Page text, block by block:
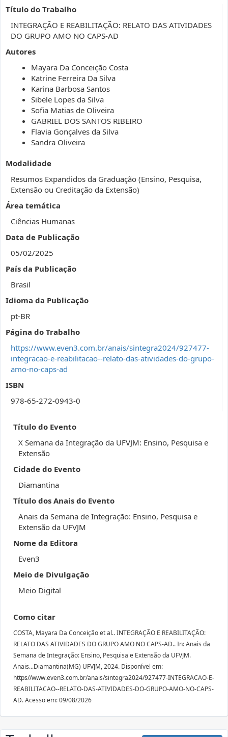
Título do Trabalho
INTEGRAÇÃO E REABILITAÇÃO: RELATO DAS ATIVIDADES
DO GRUPO AMO NO CAPS-AD
Autores
Mayara Da Conceição Costa
Katrine Ferreira Da Silva
Karina Barbosa Santos
Sibele Lopes da Silva
Sofia Matias de Oliveira
GABRIEL DOS SANTOS RIBEIRO
Flavia Gonçalves da Silva
Sandra Oliveira
Modalidade
Resumos Expandidos da Graduação (Ensino, Pesquisa,
Extensão ou Creditação da Extensão)
Área temática
Ciências Humanas
Data de Publicação
05/02/2025
País da Publicação
Brasil
Idioma da Publicação
pt-BR
Página do Trabalho
https://www.even3.com.br/anais/sintegra2024/927477-
integracao-e-reabilitacao--relato-das-atividades-do-grupo-
amo-no-caps-ad
ISBN
978-65-272-0943-0
Título do Evento
X Semana da Integração da UFVJM: Ensino, Pesquisa e
Extensão
Cidade do Evento
Diamantina
Título dos Anais do Evento
Anais da Semana de Integração: Ensino, Pesquisa e
Extensão da UFVJM
Nome da Editora
Even3
Meio de Divulgação
Meio Digital
Como citar
COSTA, Mayara Da Conceição et al.. INTEGRAÇÃO E REABILITAÇÃO:
RELATO DAS ATIVIDADES DO GRUPO AMO NO CAPS-AD.. In: Anais da
Semana de Integração: Ensino, Pesquisa e Extensão da UFVJM.
Anais...Diamantina(MG) UFVJM, 2024. Disponível em:
https//www.even3.com.br/anais/sintegra2024/927477-INTEGRACAO-E-
REABILITACAO--RELATO-DAS-ATIVIDADES-DO-GRUPO-AMO-NO-CAPS-
AD. Acesso em: 09/08/2026